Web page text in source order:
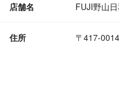
店舗名 FUJI野山
住所 〒417-